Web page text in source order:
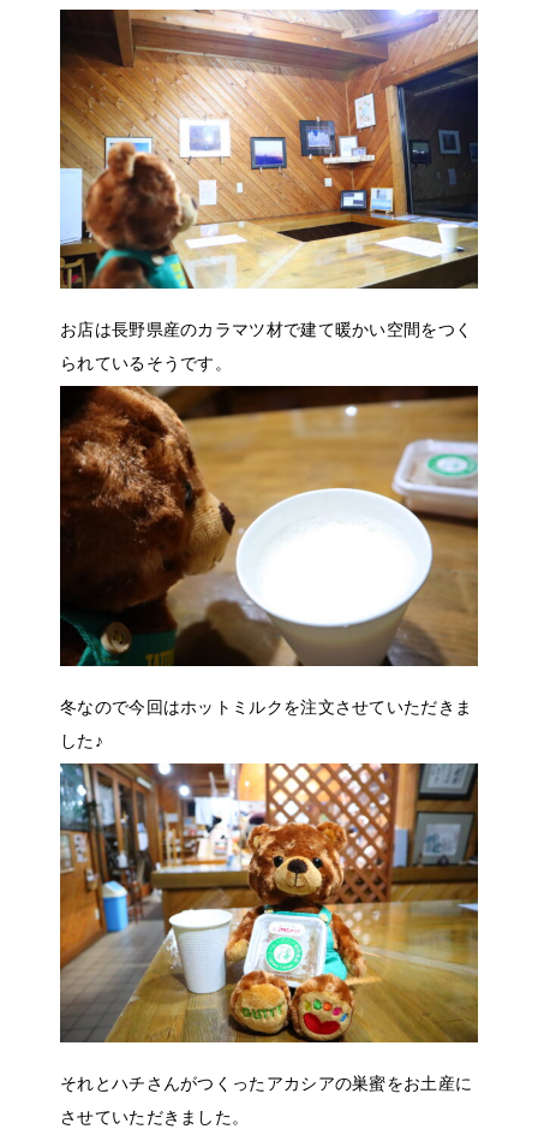
お店は長野県産のカラマツ材で建て暖かい空間をつく
られているそうです。
冬なので今回はホットミルクを注文させていただきま
した♪
それとハチさんがつくったアカシアの巣蜜をお土産に
させていただきました。